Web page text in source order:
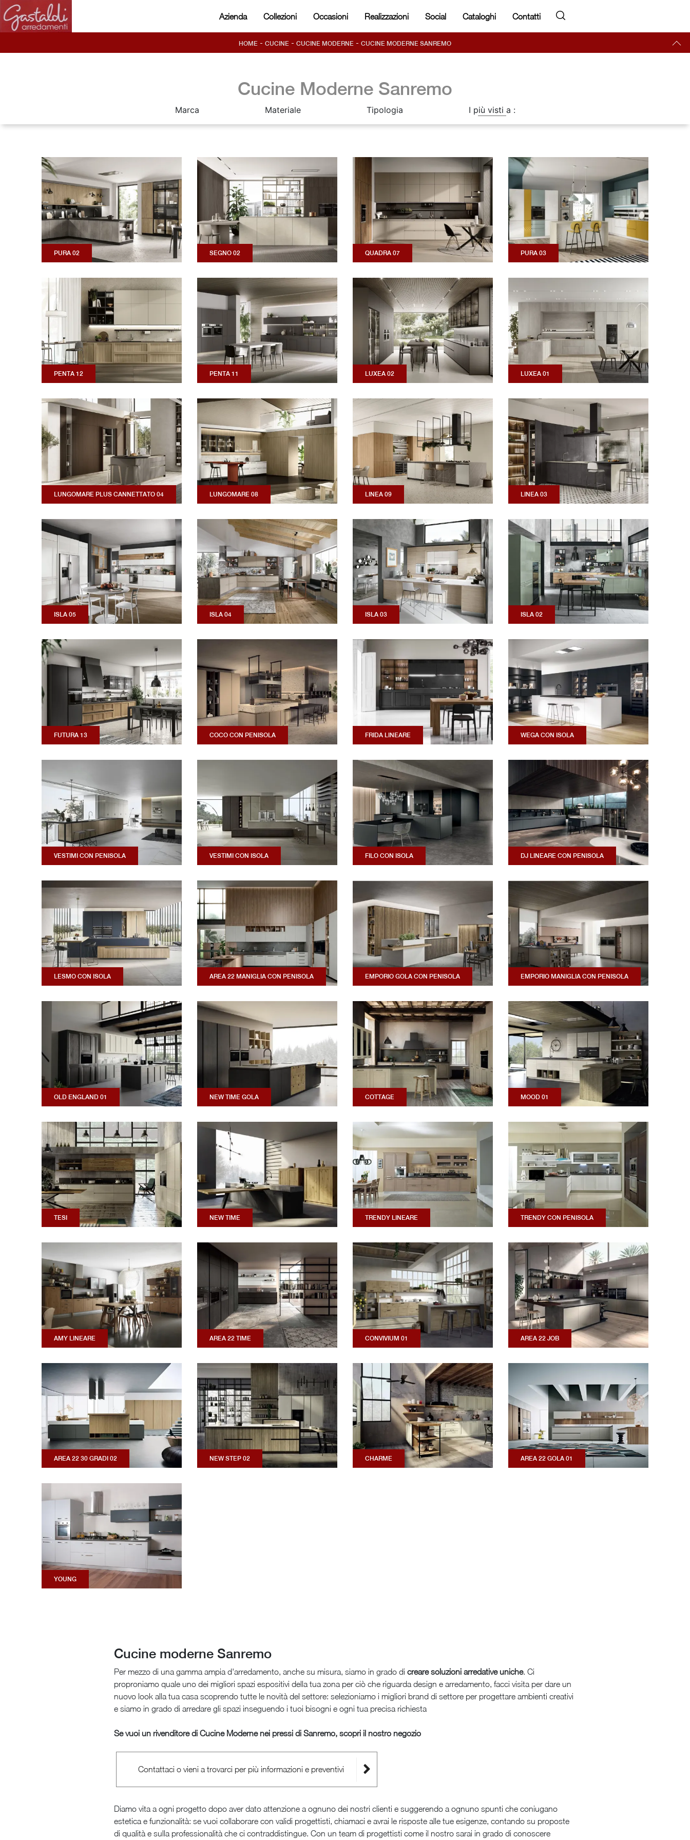
Azienda Collezioni Occasioni Realizzazioni Social Cataloghi Contatti
HOME - CUCINE - CUCINE MODERNE - CUCINE MODERNE SANREMO
Cucine Moderne Sanremo
Marca Materiale Tipologia I più visti a :
PURA 02 SEGNO 02 QUADRA 07 PURA 03
PENTA 12 PENTA 11 LUXEA 02 LUXEA 01
LUNGOMARE PLUS CANNETTATO 04 LUNGOMARE 08 LINEA 09 LINEA 03
ISLA 05 ISLA 04 ISLA 03 ISLA 02
FUTURA 13 COCO CON PENISOLA FRIDA LINEARE WEGA CON ISOLA
VESTIMI CON PENISOLA VESTIMI CON ISOLA FILO CON ISOLA DJ LINEARE CON PENISOLA
LESMO CON ISOLA AREA 22 MANIGLIA CON PENISOLA EMPORIO GOLA CON PENISOLA EMPORIO MANIGLIA CON PENISOLA
OLD ENGLAND 01 NEW TIME GOLA COTTAGE MOOD 01
TESI NEW TIME TRENDY LINEARE TRENDY CON PENISOLA
AMY LINEARE AREA 22 TIME CONVIVIUM 01 AREA 22 JOB
AREA 22 30 GRADI 02 NEW STEP 02 CHARME AREA 22 GOLA 01
YOUNG
Cucine moderne Sanremo
Per mezzo di una gamma ampia d'arredamento, anche su misura, siamo in grado di creare soluzioni arredative uniche. Ci
proproniamo quale uno dei migliori spazi espositivi della tua zona per ciò che riguarda design e arredamento, facci visita per dare un
nuovo look alla tua casa scoprendo tutte le novità del settore: selezioniamo i migliori brand di settore per progettare ambienti creativi
e siamo in grado di arredare gli spazi inseguendo i tuoi bisogni e ogni tua precisa richiesta
Se vuoi un rivenditore di Cucine Moderne nei pressi di Sanremo, scopri il nostro negozio
Contattaci o vieni a trovarci per più informazioni e preventivi
Diamo vita a ogni progetto dopo aver dato attenzione a ognuno dei nostri clienti e suggerendo a ognuno spunti che coniugano
estetica e funzionalità: se vuoi collaborare con validi progettisti, chiamaci e avrai le risposte alle tue esigenze, contando su proposte
di qualità e sulla professionalità che ci contraddistingue. Con un team di progettisti come il nostro sarai in grado di conoscere